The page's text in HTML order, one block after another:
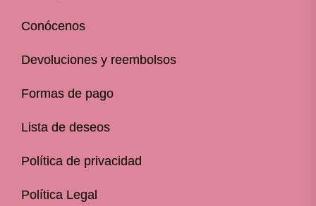
Conócenos
Devoluciones y reembolsos
Formas de pago
Lista de deseos
Política de privacidad
Política Legal